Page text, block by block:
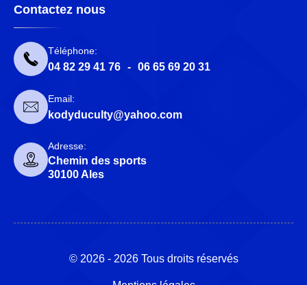
Contactez nous
Téléphone:
04 82 29 41 76 - 06 65 69 20 31
Email:
kodyduculty@yahoo.com
Adresse:
Chemin des sports
30100 Ales
© 2026 - 2026 Tous droits réservés